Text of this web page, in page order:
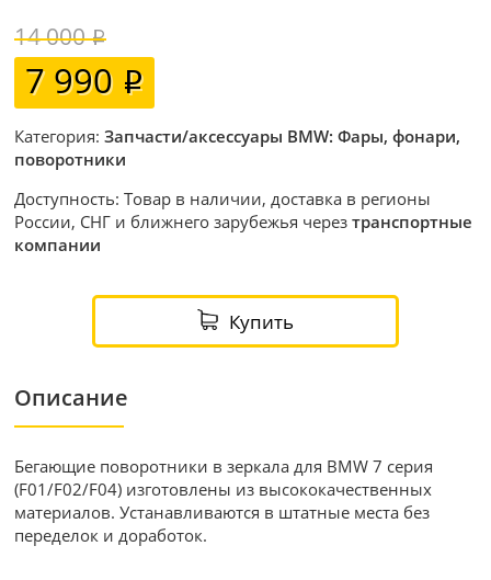
14 000
7 990
Категория:Запчасти/аксессуары BMW: Фары, фонари,
поворотники
Доступность: Товар в наличии, доставка в регионы
России, СНГ и ближнего зарубежья черезтранспортные
компании
Купить
Описание
Бегающие поворотники в зеркала для BMW 7 серия
(F01/F02/F04) изготовлены из высококачественных
материалов. Устанавливаются в штатные места без
переделок и доработок.